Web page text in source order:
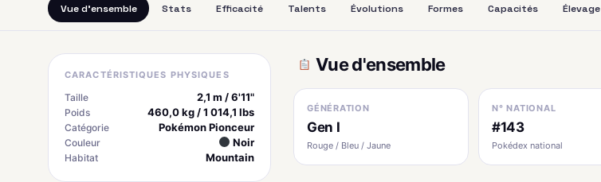
Vue d'ensemble Stats Efficacité Talents Évolutions Formes Capacités Élevage
CARACTÉRISTIQUES PHYSIQUES
Taille 2,1 m / 6'11"
Poids 460,0 kg / 1 014,1 lbs
Catégorie Pokémon Pionceur
Couleur Noir
Habitat Mountain
Vue d'ensemble
GÉNÉRATION
Gen I
Rouge / Bleu / Jaune
N° NATIONAL
#143
Pokédex national